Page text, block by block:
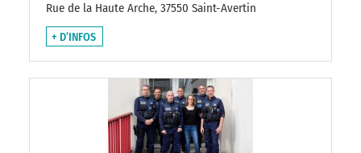
Rue de la Haute Arche, 37550 Saint-Avertin
+ D’INFOS